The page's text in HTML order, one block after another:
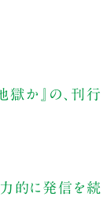
獄か』の、刊行
的に発信を続